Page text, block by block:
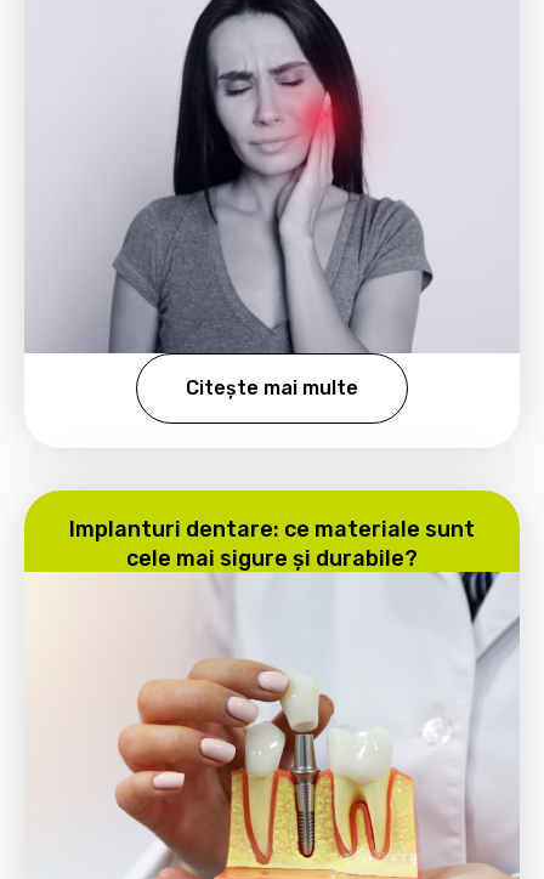
Citește mai multe
Implanturi dentare: ce materiale sunt
cele mai sigure și durabile?